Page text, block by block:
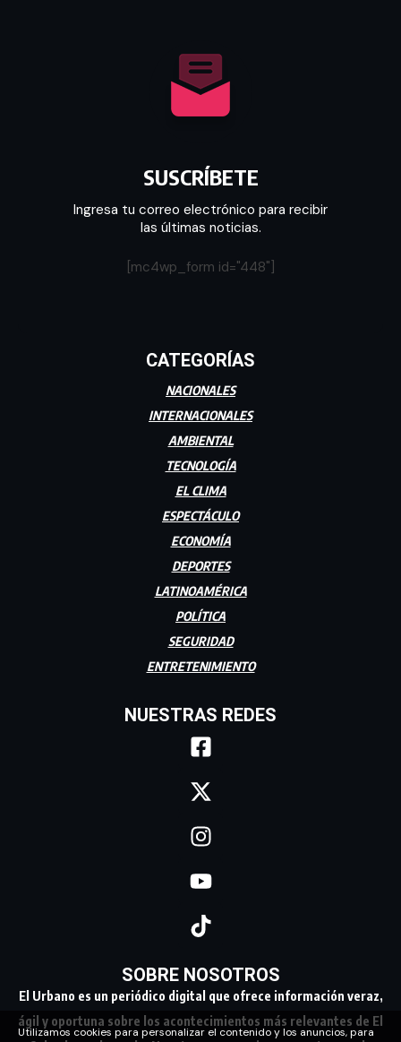
SUSCRÍBETE
Ingresa tu correo electrónico para recibir
las últimas noticias.
[mc4wp_form id="448"]
CATEGORÍAS
NACIONALES
INTERNACIONALES
AMBIENTAL
TECNOLOGÍA
EL CLIMA
ESPECTÁCULO
ECONOMÍA
DEPORTES
LATINOAMÉRICA
POLÍTICA
SEGURIDAD
ENTRETENIMIENTO
NUESTRAS REDES
SOBRE NOSOTROS
El Urbano es un periódico digital que ofrece información veraz,
ágil y oportuna sobre los acontecimientos más relevantes de El
Utilizamos cookies para personalizar el contenido y los anuncios, para